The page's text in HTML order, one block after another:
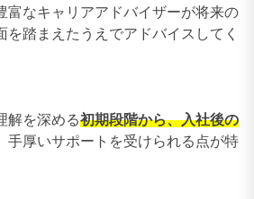
富なキャリアアドバイザーが将来の
を踏まえたうえでアドバイスしてく
解を深める初期段階から、入社後の
手厚いサポートを受けられる点が特